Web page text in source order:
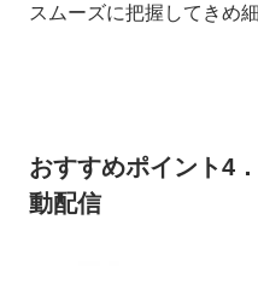
スムーズに把握してきめ
おすすめポイント4
動配信